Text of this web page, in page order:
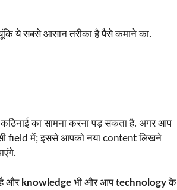
ये सबसे आसान तरीका है पैसे कमाने का.
का सामना करना पड़ सकता है. अगर आप
field में; इससे आपको नया content लिखने
और knowledge भी और आपtechnologyके